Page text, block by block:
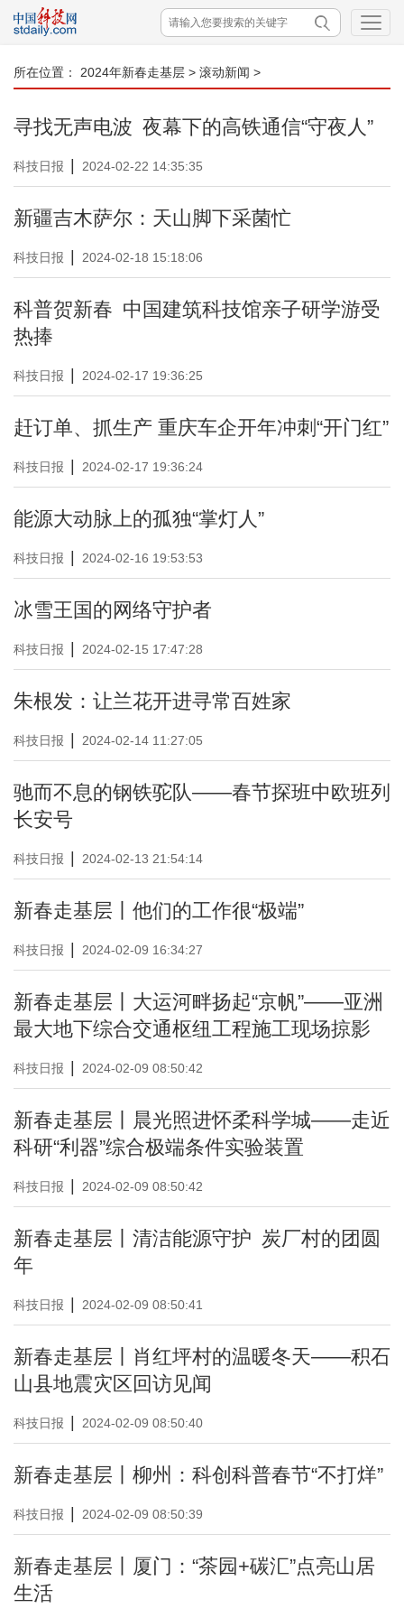
所在位置： 2024年新春走基层 > 滚动新闻 >
寻找无声电波 夜幕下的高铁通信“守夜人”
科技日报 2024-02-22 14:35:35
新疆吉木萨尔：天山脚下采菌忙
科技日报 2024-02-18 15:18:06
科普贺新春 中国建筑科技馆亲子研学游受
热捧
科技日报 2024-02-17 19:36:25
赶订单、抓生产 重庆车企开年冲刺“开门红”
科技日报 2024-02-17 19:36:24
能源大动脉上的孤独“掌灯人”
科技日报 2024-02-16 19:53:53
冰雪王国的网络守护者
科技日报 2024-02-15 17:47:28
朱根发：让兰花开进寻常百姓家
科技日报 2024-02-14 11:27:05
驰而不息的钢铁驼队——春节探班中欧班列
长安号
科技日报 2024-02-13 21:54:14
新春走基层丨他们的工作很“极端”
科技日报 2024-02-09 16:34:27
新春走基层丨大运河畔扬起“京帆”——亚洲
最大地下综合交通枢纽工程施工现场掠影
科技日报 2024-02-09 08:50:42
新春走基层丨晨光照进怀柔科学城——走近
科研“利器”综合极端条件实验装置
科技日报 2024-02-09 08:50:42
新春走基层丨清洁能源守护 炭厂村的团圆
年
科技日报 2024-02-09 08:50:41
新春走基层丨肖红坪村的温暖冬天——积石
山县地震灾区回访见闻
科技日报 2024-02-09 08:50:40
新春走基层丨柳州：科创科普春节“不打烊”
科技日报 2024-02-09 08:50:39
新春走基层丨厦门：“茶园+碳汇”点亮山居
生活